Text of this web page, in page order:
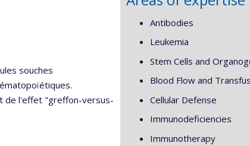
souches
de l'effet "greffon-versus-
Antibodies
Leukemia
Stem Cells and
Blood Flow and
Cellular Defense
Immunodeficiencies
Immunotherapy